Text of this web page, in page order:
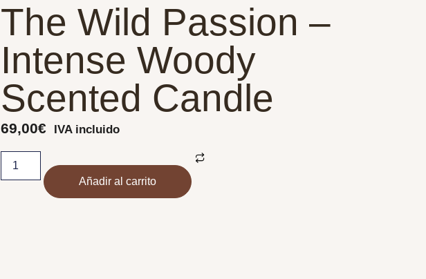
The Wild Passion –
Intense Woody
Scented Candle
69,00€ IVA incluido
Añadir al carrito